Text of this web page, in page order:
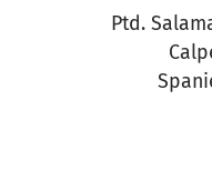
Ptd.